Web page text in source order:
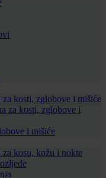
za kosti, zglobove i mišiće
za kosti, zglobove i
i mišiće
za kosu, kožu i nokte